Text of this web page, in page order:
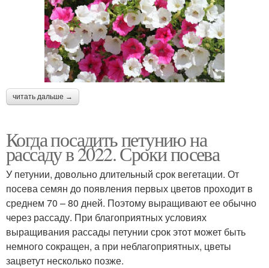
читать дальше →
Когда посадить петунию на
рассаду в 2022. Сроки посева
У петунии, довольно длительный срок вегетации. От
посева семян до появления первых цветов проходит в
среднем 70 – 80 дней. Поэтому выращивают ее обычно
через рассаду. При благоприятных условиях
выращивания рассады петунии срок этот может быть
немного сокращен, а при неблагоприятных, цветы
зацветут несколько позже.